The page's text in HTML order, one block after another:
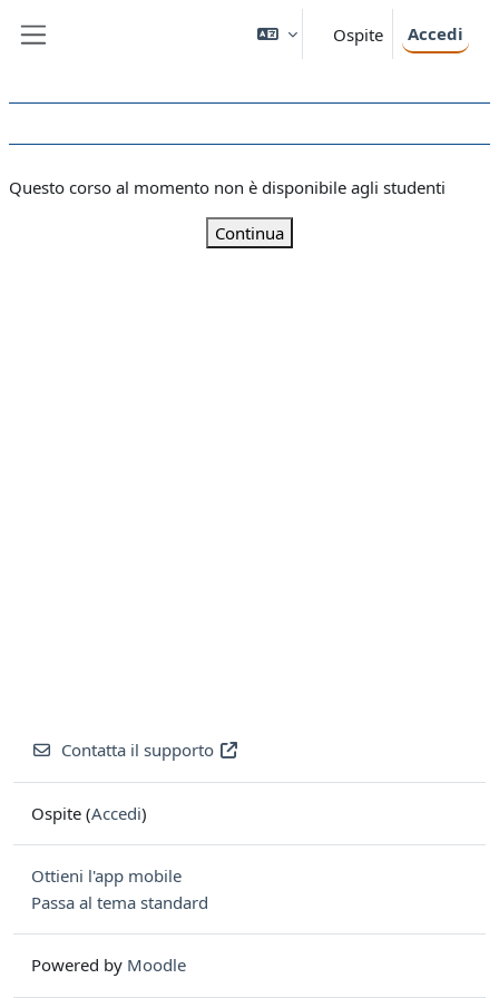
Ospite Accedi
Questo corso al momento non è disponibile agli studenti
Continua
Contatta il supporto
Ospite (Accedi)
Ottieni l'app mobile
Passa al tema standard
Powered by Moodle